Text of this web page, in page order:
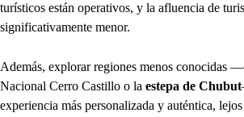
turísticos están operativos, y la afluencia de
significativamente menor.
Además, explorar regiones menos conocidas
Nacional Cerro Castillo o la estepa de Chubut
experiencia más personalizada y auténtica,